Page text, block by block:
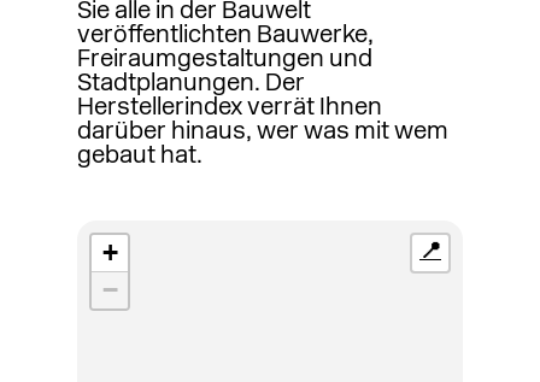
Sie alle in der Bauwelt
veröffentlichten Bauwerke,
Freiraumgestaltungen und
Stadtplanungen. Der
Herstellerindex verrät Ihnen
darüber hinaus, wer was mit wem
gebaut hat.
+
−
📍